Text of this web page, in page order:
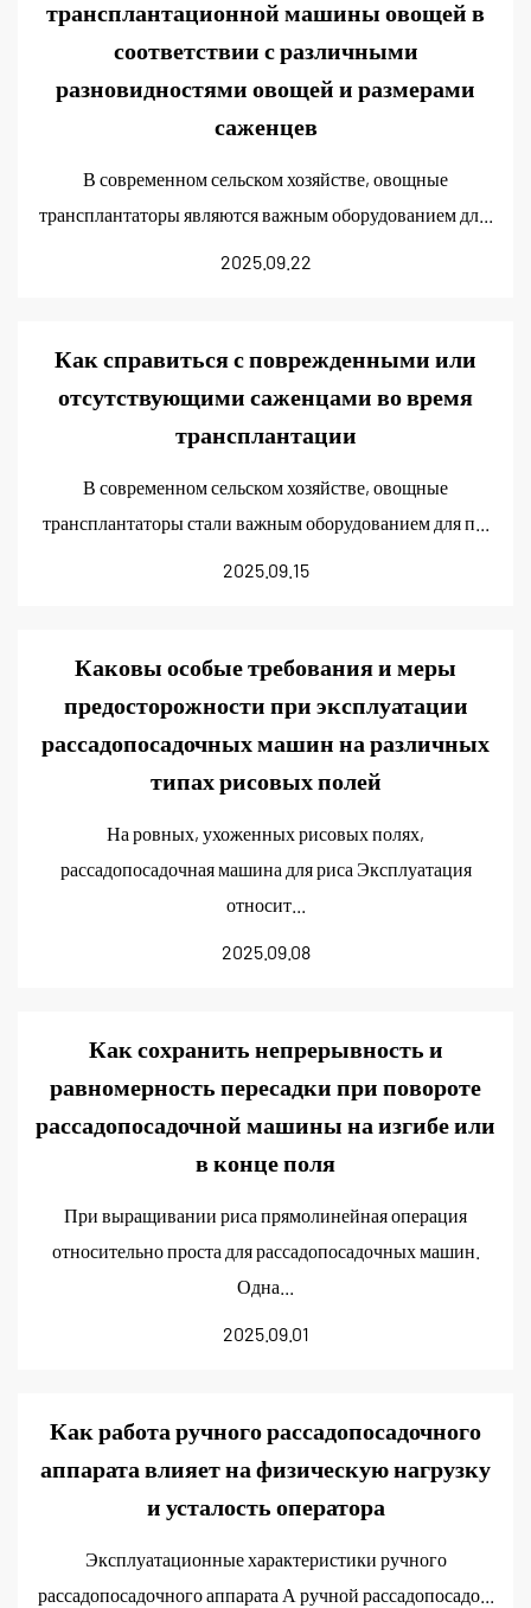
трансплантационной машины овощей в
соответствии с различными
разновидностями овощей и размерами
саженцев
В современном сельском хозяйстве, овощные
трансплантаторы являются важным оборудованием дл...
2025.09.22
Как справиться с поврежденными или
отсутствующими саженцами во время
трансплантации
В современном сельском хозяйстве, овощные
трансплантаторы стали важным оборудованием для п...
2025.09.15
Каковы особые требования и меры
предосторожности при эксплуатации
рассадопосадочных машин на различных
типах рисовых полей
На ровных, ухоженных рисовых полях,
рассадопосадочная машина для риса Эксплуатация
относит...
2025.09.08
Как сохранить непрерывность и
равномерность пересадки при повороте
рассадопосадочной машины на изгибе или
в конце поля
При выращивании риса прямолинейная операция
относительно проста для рассадопосадочных машин.
Одна...
2025.09.01
Как работа ручного рассадопосадочного
аппарата влияет на физическую нагрузку
и усталость оператора
Эксплуатационные характеристики ручного
рассадопосадочного аппарата А ручной рассадопосадо...